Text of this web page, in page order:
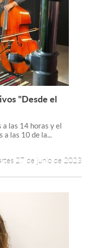
Leer más +
"Desde el
las 14 horas y el
a las 10 de la...
27 de junio de 2023